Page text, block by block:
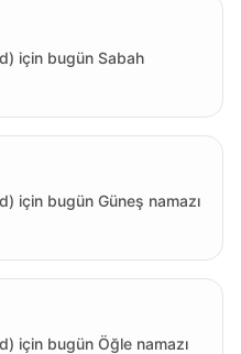
için bugün Sabah
için bugün Güneş namazı
için bugün Öğle namazı